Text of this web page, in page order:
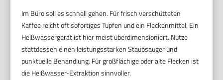
Im Büro soll es schnell gehen. Für frisch verschütteten
Kaffee reicht oft sofortiges Tupfen und ein Fleckenmittel. Ein
Heißwassergerät ist hier meist überdimensioniert. Nutze
stattdessen einen leistungsstarken Staubsauger und
punktuelle Behandlung. Für großflächige oder alte Flecken ist
die Heißwasser-Extraktion sinnvoller.